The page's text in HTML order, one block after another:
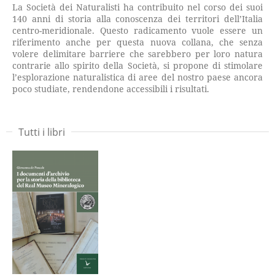
La Società dei Naturalisti ha contribuito nel corso dei suoi
140 anni di storia alla conoscenza dei territori dell’Italia
centro-meridionale. Questo radicamento vuole essere un
riferimento anche per questa nuova collana, che senza
volere delimitare barriere che sarebbero per loro natura
contrarie allo spirito della Società, si propone di stimolare
l’esplorazione naturalistica di aree del nostro paese ancora
poco studiate, rendendone accessibili i risultati.
Tutti i libri